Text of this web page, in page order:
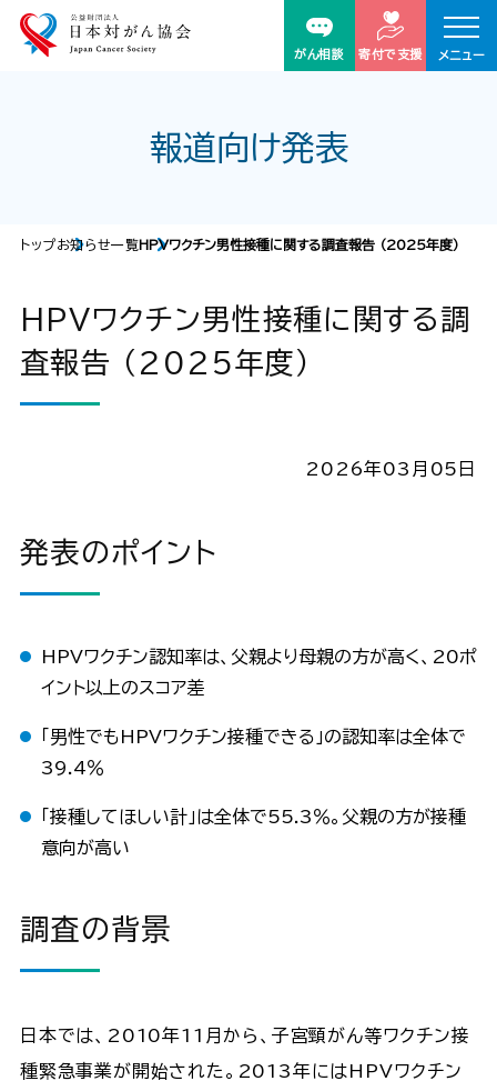
がん相談 寄付で支援 メニュー
報道向け発表
トップお知らせ一覧HPVワクチン男性接種に関する調査報告 （2025年度）
HPVワクチン男性接種に関する調
査報告 （2025年度）
2026年03月05日
発表のポイント
HPVワクチン認知率は、父親より母親の方が高く、20ポ
イント以上のスコア差
「男性でもHPVワクチン接種できる」の認知率は全体で
39.4％
「接種してほしい計」は全体で55.3％。父親の方が接種
意向が高い
調査の背景
日本では、2010年11月から、子宮頸がん等ワクチン接
種緊急事業が開始された。2013年にはHPVワクチン